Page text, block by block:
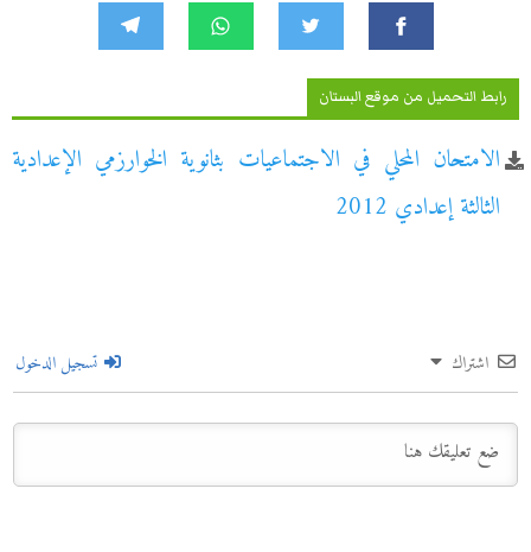
رابط التحميل من موقع البستان
الامتحان المحلي في الاجتماعيات بثانوية الخوارزمي الإعدادية
الثالثة إعدادي 2012
اشتراك تسجيل الدخول